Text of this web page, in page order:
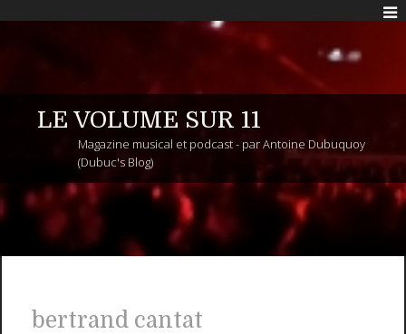
LE VOLUME SUR 11
Magazine musical et podcast - par Antoine Dubuquoy
(Dubuc's Blog)
bertrand cantat